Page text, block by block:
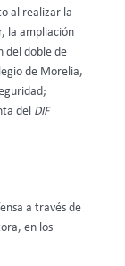
al realizar la
la ampliación
del doble de
de Morelia,
del DIF
a través de
en los